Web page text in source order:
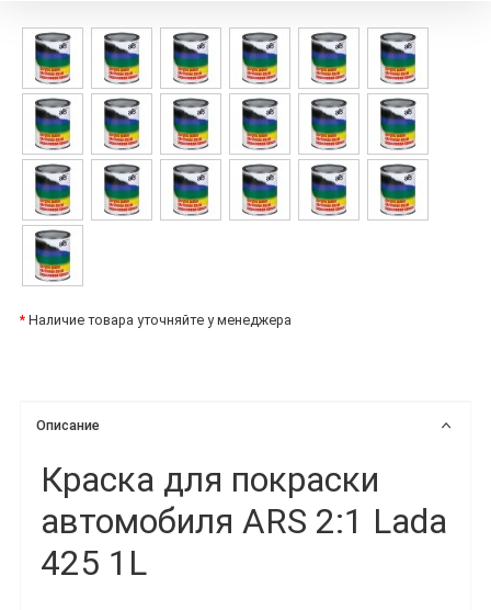
* Наличие товара уточняйте у менеджера
Описание
Краска для покраски
автомобиля ARS 2:1 Lada
425 1L